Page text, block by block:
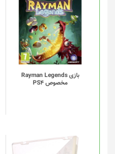
بازی Rayman Legends
مخصوص PS4